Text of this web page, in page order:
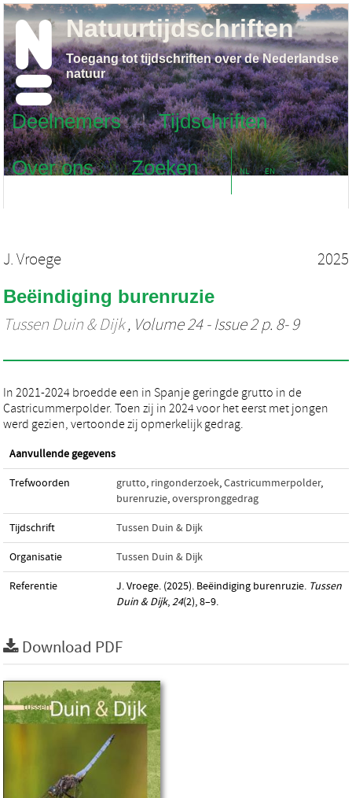
Deelnemers
Tijdschriften
Over ons
Zoeken NL EN
Natuurtijdschriften
Toegang tot tijdschriften over de Nederlandse
natuur
J. Vroege 2025
Beëindiging burenruzie
Tussen Duin & Dijk, Volume 24 - Issue 2 p. 8- 9
In 2021-2024 broedde een in Spanje geringde grutto in de
Castricummerpolder. Toen zij in 2024 voor het eerst met jongen
werd gezien, vertoonde zij opmerkelijk gedrag.
Aanvullende gegevens
Trefwoorden grutto, ringonderzoek,Castricummerpolder,
burenruzie,overspronggedrag
Tijdschrift Tussen Duin & Dijk
Organisatie Tussen Duin & Dijk
Referentie J. Vroege. (2025). Beëindiging burenruzie. Tussen
Duin & Dijk,24(2), 8–9.
Download PDF